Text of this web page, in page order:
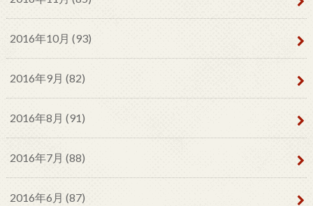
2016年10月 (93)
2016年9月 (82)
2016年8月 (91)
2016年7月 (88)
2016年6月 (87)